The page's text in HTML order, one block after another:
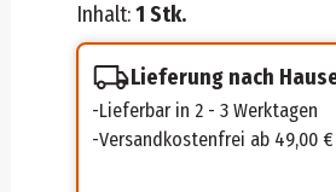
Inhalt:1 Stk.
Lieferung nach
Lieferbar in 2 - 3 Werktagen
Versandkostenfrei ab 49,00 €